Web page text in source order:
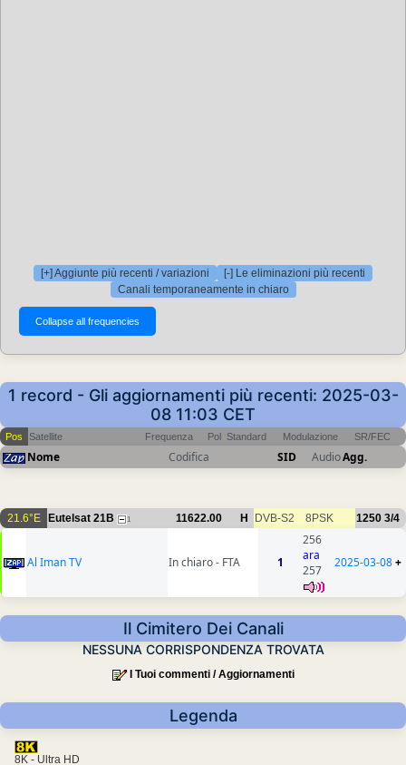
[+] Aggiunte più recenti / variazioni
[-] Le eliminazioni più recenti
Canali temporaneamente in chiaro
1 record - Gli aggiornamenti più recenti: 2025-03-
08 11:03 CET
Pos Satellite Frequenza Pol Standard Modulazione SR/FEC
Nome Codifica SID AudioAgg.
21.6°E Eutelsat 21B 1 11622.00 H DVB-S2 8PSK 1250 3/4
Al Iman TV In chiaro - FTA 1
256
ara
257
2025-03-08+
Il Cimitero Dei Canali
NESSUNA CORRISPONDENZA TROVATA
I Tuoi commenti / Aggiornamenti
Legenda
8K - Ultra HD